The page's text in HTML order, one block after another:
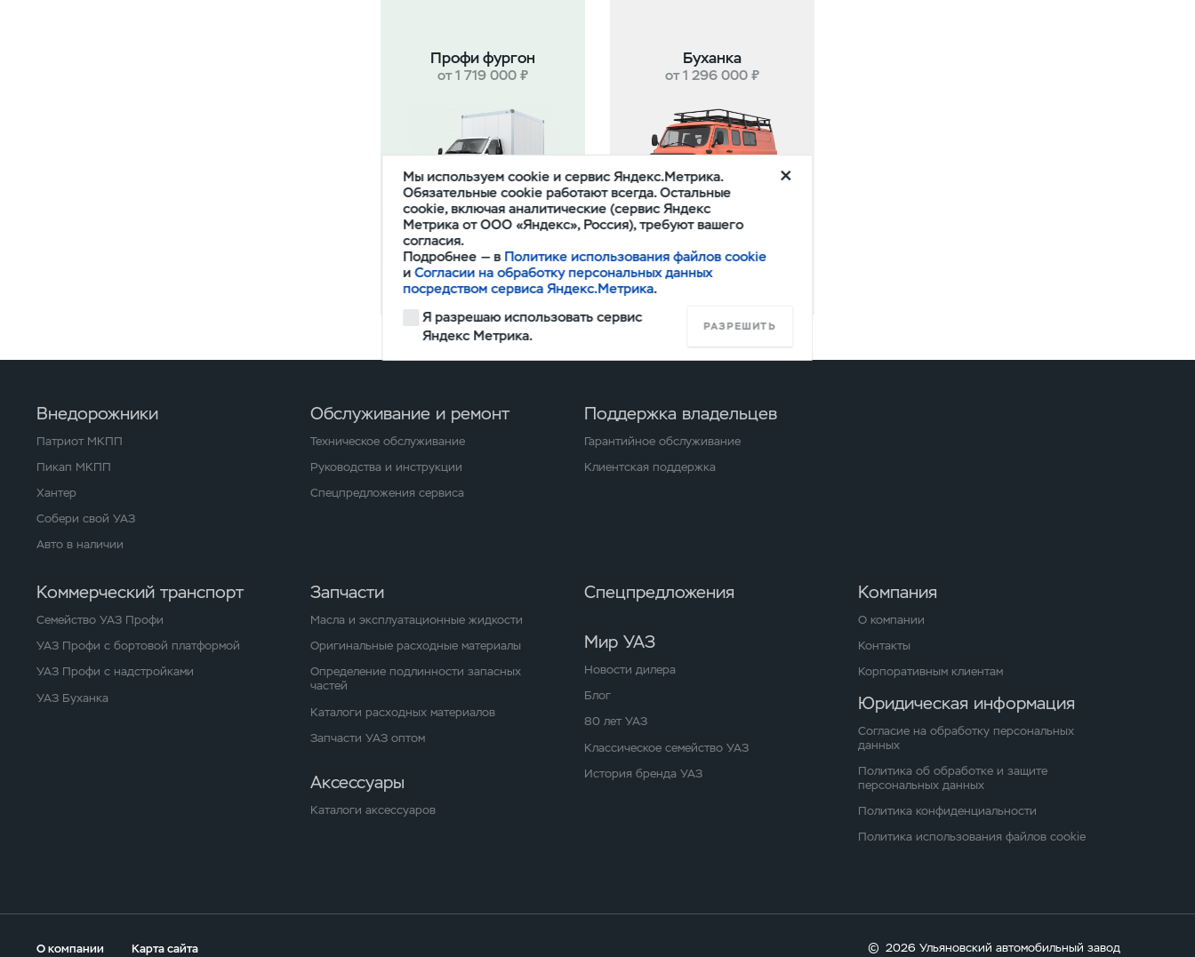
Профи фургон
от 1 719 000 ₽
Конфигурировать
Буханка
от 1 296 000 ₽
Конфигурировать
Внедорожники
Патриот МКПП
Пикап МКПП
Хантер
Собери свой УАЗ
Авто в наличии
Обслуживание и ремонт
Техническое обслуживание
Руководства и инструкции
Спецпредложения сервиса
Поддержка владельцев
Гарантийное обслуживание
Клиентская поддержка
Коммерческий транспорт
Семейство УАЗ Профи
УАЗ Профи с бортовой платформой
УАЗ Профи с надстройками
УАЗ Буханка
Запчасти
Масла и эксплуатационные жидкости
Оригинальные расходные материалы
Определение подлинности запасных
частей
Каталоги расходных материалов
Запчасти УАЗ оптом
Аксессуары
Каталоги аксессуаров
Спецпредложения
Мир УАЗ
Новости дилера
Блог
80 лет УАЗ
Классическое семейство УАЗ
История бренда УАЗ
Компания
О компании
Контакты
Корпоративным клиентам
Юридическая информация
Согласие на обработку персональных
данных
Политика об обработке и защите
персональных данных
Политика конфиденциальности
Политика использования файлов cookie
О компании Карта сайта © 2026 Ульяновский автомобильный завод
Мы используем cookie и сервис Яндекс.Метрика.
Обязательные cookie работают всегда. Остальные
cookie, включая аналитические (сервис Яндекс
Метрика от ООО «Яндекс», Россия), требуют вашего
согласия.
Подробнее — в Политике использования файлов cookie
иСогласии на обработку персональных данных
посредством сервиса Яндекс.Метрика.
Я разрешаю использовать сервис
Яндекс Метрика.
РАЗРЕШИТЬ